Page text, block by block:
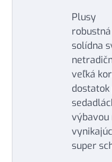
Plusy
solídna
veľká
super